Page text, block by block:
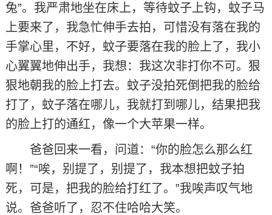
兔”。我严肃地坐在床上，等待蚊子上钩，蚊子马
上要来了，我急忙伸手去拍，可惜没有落在我的
手掌心里，不好，蚊子要落在我的脸上了，我小
心翼翼地伸出手，我想：我这次非打你不可。狠
狠地朝我的脸上打去。蚊子没拍死倒把我的脸给
打了，蚊子落在哪儿，我就打到哪儿，结果把我
的脸上打的通红，像一个大苹果一样。
爸爸回来一看，问道：“你的脸怎么那么红
啊！”“唉，别提了，别提了，我本想把蚊子拍
死，可是，把我的脸给打红了。”我唉声叹气地
说。爸爸听了，忍不住哈哈大笑。